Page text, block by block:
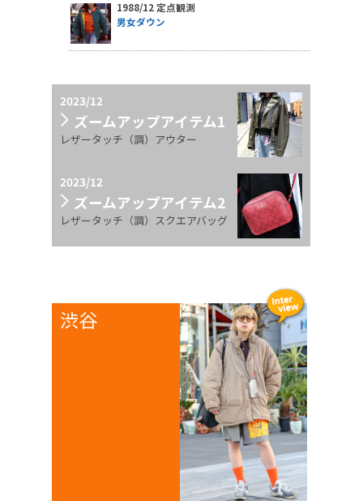
1988/12 定点観測
男女ダウン
2023/12
ズームアップアイテム1
レザータッチ（調）アウター
2023/12
ズームアップアイテム2
レザータッチ（調）スクエアバッグ
渋谷